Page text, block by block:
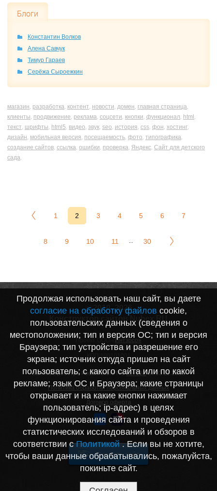
Блоги
Константин Волков
Алена Савчук
Тимур Гараев
Серёжа Сыроежкин
магазин разработка контент новости домен главная страница
клиенты продвижение реклама соцсети кнопки функционал html
текст шрифты html5 видео звук seo история css фон хостинг
дизайн мобильная версия посещаемость фото типографика
создание сайтов ссылка ошибки проверка Яндекс Сайт для детского
сада
1 2 3 4 5 6 7
8 9 10 11 30
© 2010–2026
Конструктор сайтов Nubex.RU
Проект ООО «
Интэрсо»
ИНН 1001172170
КПП 100101001
Запись в реестре Российского ПО№7282от 03.11.2020
Политика обработки персональных данных
Договор оферта
Создать сайт
Продолжая использовать наш сайт, вы даете
согласие на обработку файлов cookie,
пользовательских данных (сведения о
местоположении; тип и версия ОС; тип и версия
Браузера; тип устройства и разрешение его
экрана; источник откуда пришел на сайт
пользователь; с какого сайта или по какой
рекламе; язык ОС и Браузера; какие страницы
открывает и на какие кнопки нажимает
пользователь; ip-адрес) в целях
функционирования сайта и проведения
статистических исследований и обзоров в
соответствии сПолитикой. Если вы не хотите,
чтобы ваши данные обрабатывались, пожалуйста,
покиньте сайт.